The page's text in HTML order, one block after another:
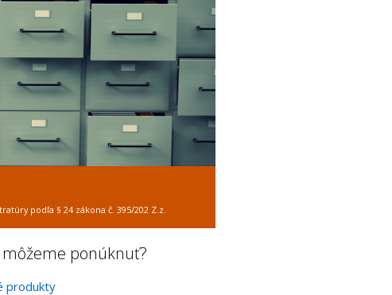
podľa § 24 zákona č. 395/202 Z.z.
môžeme ponúknuť?
produkty